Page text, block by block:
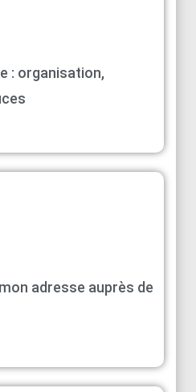
: organisation,
adresse auprès de